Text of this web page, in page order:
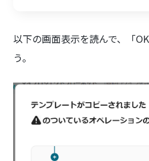
以下の画面表示を読んで、「
う。